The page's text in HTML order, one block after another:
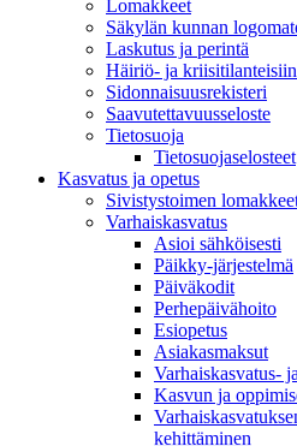
Lomakkeet
Säkylän kunnan
Laskutus ja perintä
Häiriö- ja
Sidonnaisuusrekisteri
Saavutettavuusseloste
Tietosuoja
Tietosuojaselosteet
Kasvatus ja opetus
Sivistystoimen
Varhaiskasvatus
Asioi sähköisesti
Päikky-järjestelmä
Päiväkodit
Perhepäivähoito
Esiopetus
Asiakasmaksut
Varhaiskasvatus-
Kasvun ja
kehittäminen